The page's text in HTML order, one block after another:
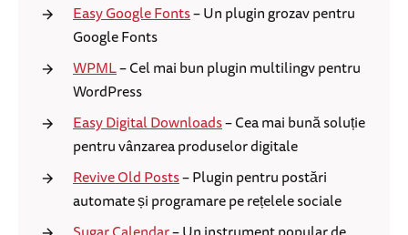
Easy Google Fonts– Un plugin grozav pentru
Google Fonts
WPML– Cel mai bun plugin multilingv pentru
WordPress
Easy Digital Downloads– Cea mai bună soluție
pentru vânzarea produselor digitale
Revive Old Posts– Plugin pentru postări
automate și programare pe rețelele sociale